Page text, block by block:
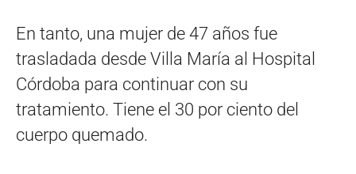
En tanto, una mujer de 47 años fue
trasladada desde Villa María al Hospital
Córdoba para continuar con su
tratamiento. Tiene el 30 por ciento del
cuerpo quemado.